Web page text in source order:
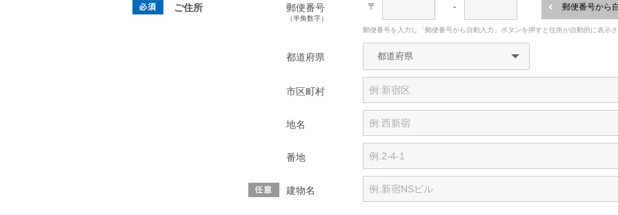
ご住所 郵便番号
（半角数字）
〒 - 郵便番号から
郵便番号を入力し「郵便番号から自動入力」ボタンを押すと住所が自動的に表示さ
都道府県
市区町村
地名
番地
建物名